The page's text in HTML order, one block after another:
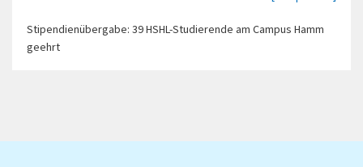
Stipendienübergabe: 39 HSHL-Studierende am Campus Hamm
geehrt